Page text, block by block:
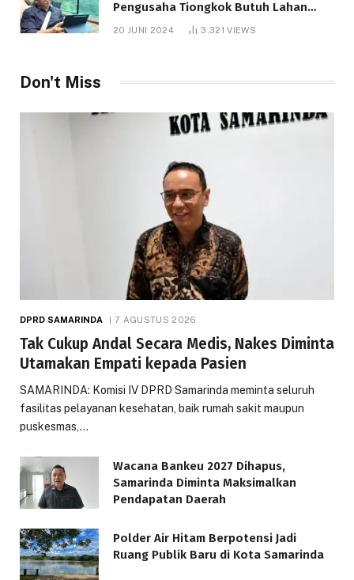
Pengusaha Tiongkok Butuh Lahan
1.000 Hektare
20 JUNI 2024 3,321VIEWS
Don't Miss
DPRD SAMARINDA 7 AGUSTUS 2026
Tak Cukup Andal Secara Medis, Nakes Diminta
Utamakan Empati kepada Pasien
SAMARINDA: Komisi IV DPRD Samarinda meminta seluruh
fasilitas pelayanan kesehatan, baik rumah sakit maupun
puskesmas,…
Wacana Bankeu 2027 Dihapus,
Samarinda Diminta Maksimalkan
Pendapatan Daerah
Polder Air Hitam Berpotensi Jadi
Ruang Publik Baru di Kota Samarinda